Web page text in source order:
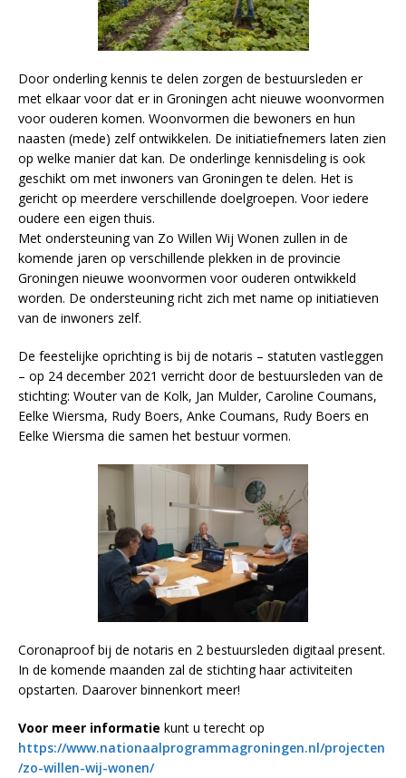
Door onderling kennis te delen zorgen de bestuursleden er
met elkaar voor dat er in Groningen acht nieuwe woonvormen
voor ouderen komen. Woonvormen die bewoners en hun
naasten (mede) zelf ontwikkelen. De initiatiefnemers laten zien
op welke manier dat kan. De onderlinge kennisdeling is ook
geschikt om met inwoners van Groningen te delen. Het is
gericht op meerdere verschillende doelgroepen. Voor iedere
oudere een eigen thuis.
Met ondersteuning van Zo Willen Wij Wonen zullen in de
komende jaren op verschillende plekken in de provincie
Groningen nieuwe woonvormen voor ouderen ontwikkeld
worden. De ondersteuning richt zich met name op initiatieven
van de inwoners zelf.
De feestelijke oprichting is bij de notaris – statuten vastleggen
– op 24 december 2021 verricht door de bestuursleden van de
stichting: Wouter van de Kolk, Jan Mulder, Caroline Coumans,
Eelke Wiersma, Rudy Boers, Anke Coumans, Rudy Boers en
Eelke Wiersma die samen het bestuur vormen.
Coronaproof bij de notaris en 2 bestuursleden digitaal present.
In de komende maanden zal de stichting haar activiteiten
opstarten. Daarover binnenkort meer!
Voor meer informatie kunt u terecht op
https://www.nationaalprogrammagroningen.nl/projecten
/zo-willen-wij-wonen/